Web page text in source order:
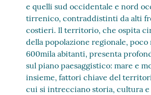
e quelli sud occidentale e nord
tirrenico, contraddistinti da alti
costieri. Il territorio, che ospita
della popolazione regionale, poco
600mila abitanti, presenta
sul piano paesaggistico: mare e
insieme, fattori chiave del
cui si intrecciano storia, cultura